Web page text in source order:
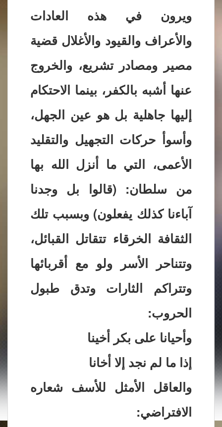
ويرون في هذه العادات
والأعراف والقيود والأغلال قضية
مصير ومصادر تشريع، والخروج
عنها أشبه بالكفر، بينما الاحتكام
إليها جاهلية بل هو عين الجهل،
وأسوأ حركات التجهيل والتقليد
الأعمى، التي ما أنزل الله بها
من سلطان: (قالوا بل وجدنا
آباءنا كذلك يفعلون) وبسبب تلك
الثقافة الخرقاء تتقاتل القبائل،
وتتناحر الأسر ولو مع أقربائها
وتتراكم الثارات وتدق طبول
الحروب:
وأحيانا على بكر أخينا
إذا ما لم نجد إلا أخانا
والعاقل الأمثل للأسف شعاره
الافتراضي: